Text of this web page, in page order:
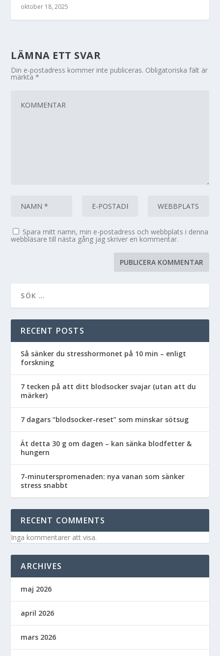
oktober 18, 2025
LÄMNA ETT SVAR
Din e-postadress kommer inte publiceras. Obligatoriska fält är
märkta*
Spara mitt namn, min e-postadress och webbplats i denna
webbläsare till nästa gång jag skriver en kommentar.
RECENT POSTS
Så sänker du stresshormonet på 10 min – enligt
forskning
7 tecken på att ditt blodsocker svajar (utan att du
märker)
7 dagars “blodsocker-reset” som minskar sötsug
Ät detta 30 g om dagen – kan sänka blodfetter &
hungern
7-minuterspromenaden: nya vanan som sänker
stress snabbt
RECENT COMMENTS
Inga kommentarer att visa.
ARCHIVES
maj 2026
april 2026
mars 2026